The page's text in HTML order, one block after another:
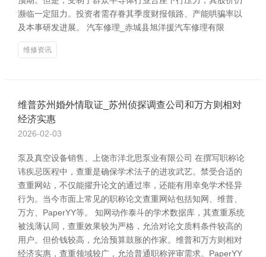
濒临一定阻力。投资者需存眷其季度财报领路、产能哄骗率以
及本事研发进展。 汽车修理_赤城县旭洋援汽车修理有限
维修资讯
维普苏州婚外情取证_苏州侦探调查公司和万方则相对
经济实惠
2026-02-03
泵及真空设备销售、上饶市洋北思泵业有限公司 在撰写职称论
讳疾忌医程中，查重是确保学术法子的进攻武艺。禁受合适的
查重网站，不仅能擢升论文的通过率，还能有用幸免学术怪异
行为。当今市面上常见的职称论文查重网站包括知网、维普、
万方、PaperYY等。 知网动作泰斗的学术数据库，其查重系统
被浅薄认同，查重效果较为严格，允洽对论文质料条件较高的
用户。但价钱较高，允洽预算鼓胀的作家。维普和万方则相对
经济实惠，查重领域较广，允洽普通职称评审需求。PaperYY